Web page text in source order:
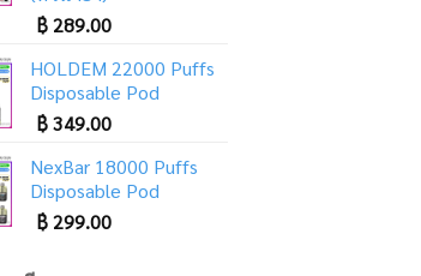
฿289.00
HOLDEM 22000 Puffs
Disposable Pod
฿349.00
NexBar 18000 Puffs
Disposable Pod
฿299.00